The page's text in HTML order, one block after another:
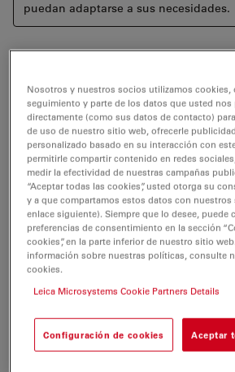
puedan adaptarse a sus necesidades.
La producción y el control de la
dispositivos médicos implantables
cantidad de inspecciones visuales
Las soluciones actuales de
menudo tienen un inconveniente:
garantizar una inspección visual
con los procedimientos estándar de
Además, con las soluciones
complicado generar informes,
de las aprobaciones y almacenar
eficaz.
Exalta es un dispositivo inteligente
trazable que le ayuda a obtener
Nosotros y nuestros socios utilizamos cookies,
seguimiento y parte de los datos que usted
directamente (como sus datos de contacto)
de uso de nuestro sitio web, ofrecerle
personalizado basado en su interacción con
permitirle compartir contenido en redes
medir la efectividad de nuestras campañas
“Aceptar todas las cookies”, usted otorga su
y a que compartamos estos datos con
enlace siguiente). Siempre que lo desee, puede
preferencias de consentimiento en la sección
cookies”, en la parte inferior de nuestro sitio
información sobre nuestras políticas, consulte
cookies.
Leica Microsystems Cookie Partners Details
Configuración de cookies Aceptar